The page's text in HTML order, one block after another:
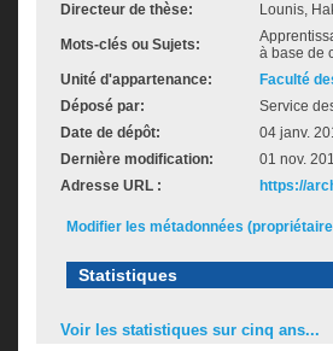
Directeur de thèse: Lounis,
Mots-clés ou Sujets:
à base de
Unité d'appartenance:
Faculté
Déposé par:
Service
Date de dépôt:
04 janv.
Dernière modification:
01 nov.
Adresse URL :
https://
Modifier les métadonnées
Statistiques
Voir les statistiques sur cinq ans...